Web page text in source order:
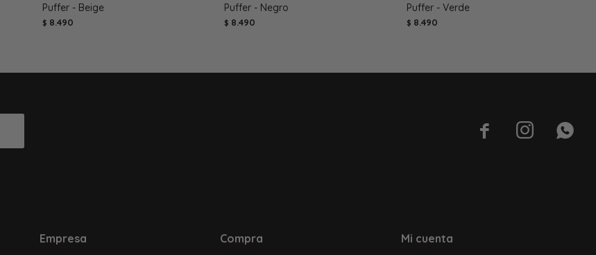
Puffer - Beige
$ 8.490
Puffer - Negro
$ 8.490
Puffer - Verde
$ 8.490
  
Empresa Compra Mi cuenta